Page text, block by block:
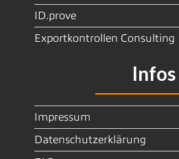
ID.prove
Exportkontrollen Consulting
Infos
Impressum
Datenschutzerklärung